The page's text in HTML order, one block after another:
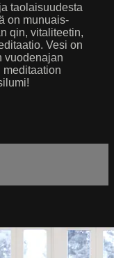
taolaisuudesta
on munuais-
qin, vitaliteetin,
Vesi on
vuodenajan
meditaation